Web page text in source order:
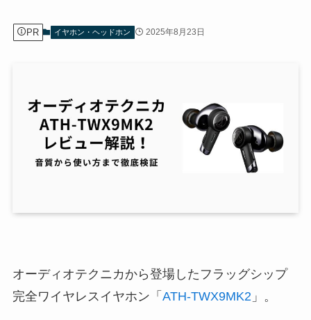
PR イヤホン・ヘッドホン 2025年8月23日
オーディオテクニカから登場したフラッグシップ
完全ワイヤレスイヤホン「 ATH-TWX9MK2」。